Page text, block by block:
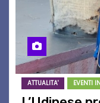
ATTUALITA' EVENTI